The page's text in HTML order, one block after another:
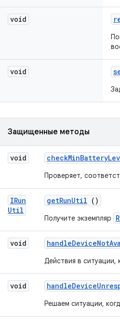
void
void
Защищенные методы
void checkMinBattery
Проверяет,
IRun
Util
getRunUtil ()
Получите экземпляр
void handleDeviceNot
Действия в ситуации,
void handleDevice
Решаем ситуации,